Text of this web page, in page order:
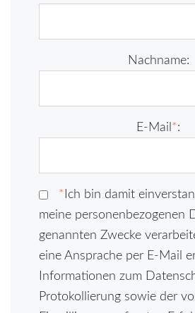
Nachname:
E-Mail *:
* Ich bin damit
meine personenbezogenen
genannten Zwecke
eine Ansprache per E-Mail
Informationen zum
Protokollierung sowie der